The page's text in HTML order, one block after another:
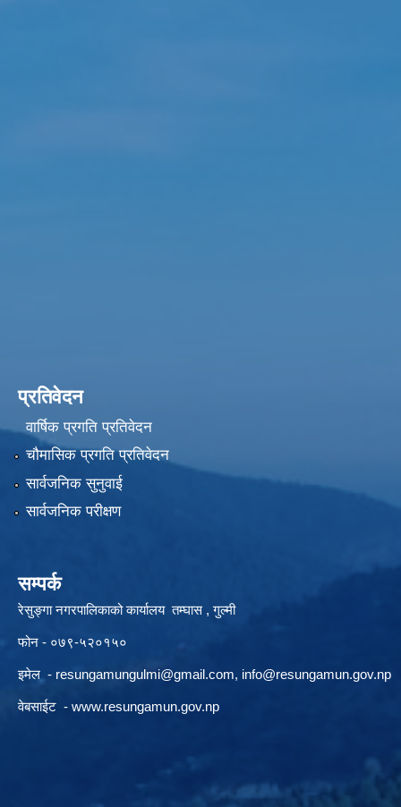
प्रतिवेदन
वार्षिक प्रगति प्रतिवेदन
चौमासिक प्रगति प्रतिवेदन
सार्वजनिक सुनुवाई
सार्वजनिक परीक्षण
सम्पर्क
रेसुङ्गा नगरपालिकाको कार्यालय तम्घास , गुल्मी
फोन - ०७९-५२०१५०
इमेल - resungamungulmi@gmail.com, info@resungamun.gov.np
वेबसाईट - www.resungamun.gov.np